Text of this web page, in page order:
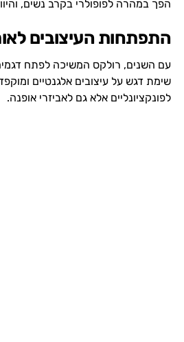
הפך במהרה לפופולרי בקרב נשים,
התפתחות העיצובים
עם השנים, רולקס המשיכה לפתח
שימת דגש על עיצובים אלגנטיים
לפונקציונליים אלא גם לאביזרי אופנה.